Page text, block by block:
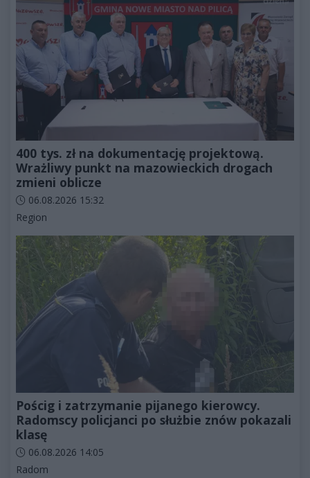
400 tys. zł na dokumentację projektową.
Wrażliwy punkt na mazowieckich drogach
zmieni oblicze
Data dodania artykułu:
06.08.2026 15:32
Kategorie artykułu:
Region
Pościg i zatrzymanie pijanego kierowcy.
Radomscy policjanci po służbie znów pokazali
klasę
Data dodania artykułu:
06.08.2026 14:05
Kategorie artykułu:
Radom